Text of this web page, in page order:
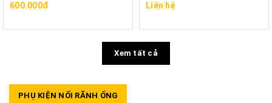
600.000đ
Liên hệ
Xem tất cả
PHỤ KIỆN NỐI RÃNH ỐNG